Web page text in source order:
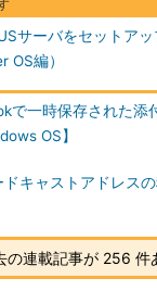
細］ボタンをクリッ
コンポーネント一覧
のチェックボックス
てウィザード画面で
インストールされる。
サーバをセットア
OS編）
で一時保存された添
OS】
ドキャストアドレス
の連載記事が 256 件